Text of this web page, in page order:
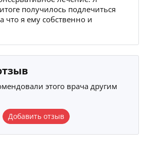
получилось подлечиться
что я ему собственно и
этого врача другим
Добавить отзыв